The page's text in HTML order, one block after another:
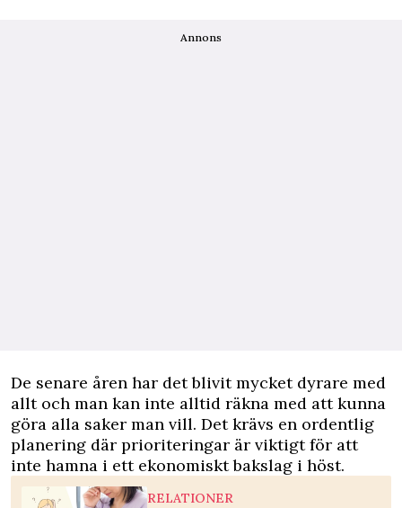
Annons
De senare åren har det blivit mycket dyrare med
allt och man kan inte alltid räkna med att kunna
göra alla saker man vill. Det krävs en ordentlig
planering där prioriteringar är viktigt för att
inte hamna i ett ekonomiskt bakslag i höst.
RELATIONER